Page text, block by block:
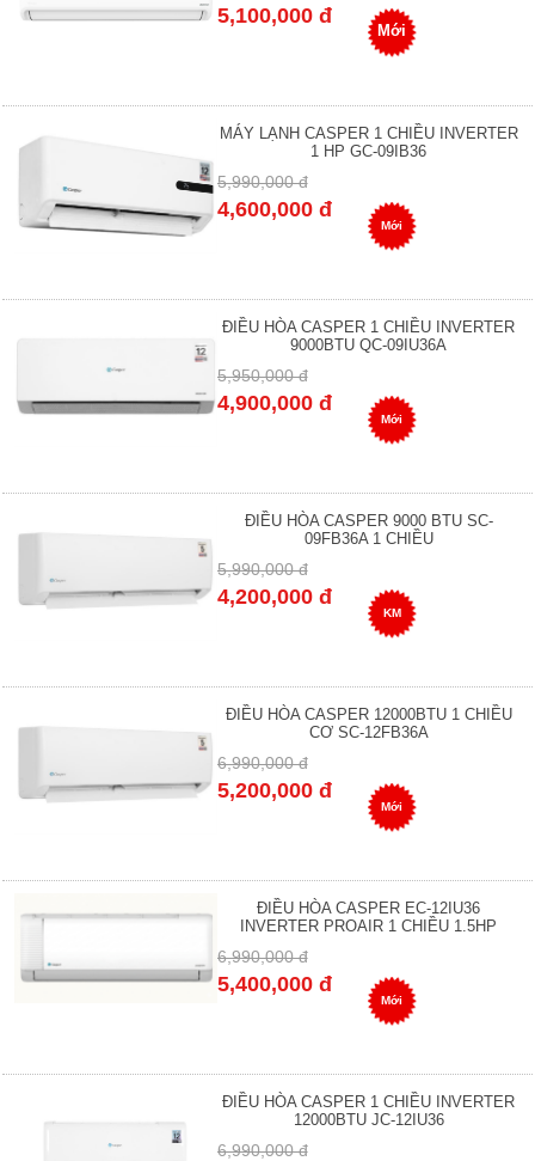
5,100,000 đ
Mới
MÁY LẠNH CASPER 1 CHIỀU INVERTER
1 HP GC-09IB36
5,990,000 đ
4,600,000 đ
Mới
ĐIỀU HÒA CASPER 1 CHIỀU INVERTER
9000BTU QC-09IU36A
5,950,000 đ
4,900,000 đ
Mới
ĐIỀU HÒA CASPER 9000 BTU SC-
09FB36A 1 CHIỀU
5,990,000 đ
4,200,000 đ
KM
ĐIỀU HÒA CASPER 12000BTU 1 CHIỀU
CƠ SC-12FB36A
6,990,000 đ
5,200,000 đ
Mới
ĐIỀU HÒA CASPER EC-12IU36
INVERTER PROAIR 1 CHIỀU 1.5HP
6,990,000 đ
5,400,000 đ
Mới
ĐIỀU HÒA CASPER 1 CHIỀU INVERTER
12000BTU JC-12IU36
6,990,000 đ